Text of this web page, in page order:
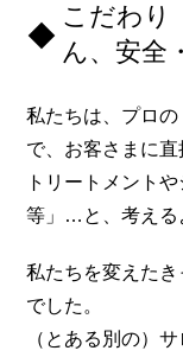
こだわ
ん、安全
私たちは、プロ
で、お客さまに直
トリートメント
等」…と、考える
私たちを変えた
でした。
（とある別の）